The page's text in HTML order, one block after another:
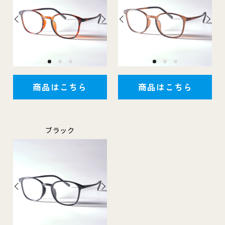
商品はこちら 商品はこちら
ブラック